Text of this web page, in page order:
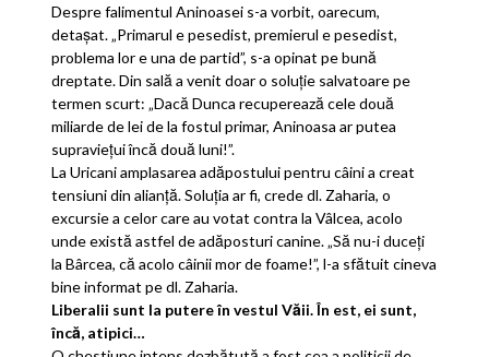
Despre falimentul Aninoasei s-a vorbit, oarecum,
detaşat. „Primarul e pesedist, premierul e pesedist,
problema lor e una de partid”, s-a opinat pe bună
dreptate. Din sală a venit doar o soluţie salvatoare pe
termen scurt: „Dacă Dunca recuperează cele două
miliarde de lei de la fostul primar, Aninoasa ar putea
supravieţui încă două luni!”.
La Uricani amplasarea adăpostului pentru câini a creat
tensiuni din alianţă. Soluţia ar fi, crede dl. Zaharia, o
excursie a celor care au votat contra la Vâlcea, acolo
unde există astfel de adăposturi canine. „Să nu-i duceţi
la Bârcea, că acolo câinii mor de foame!”, l-a sfătuit cineva
bine informat pe dl. Zaharia.
Liberalii sunt la putere în vestul Văii. În est, ei sunt,
încă, atipici…